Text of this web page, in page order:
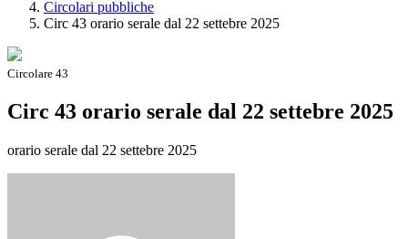
Circolari pubbliche
Circ 43 orario serale dal 22 settebre 2025
Circolare 43
Circ 43 orario serale dal 22 settebre 2025
orario serale dal 22 settebre 2025